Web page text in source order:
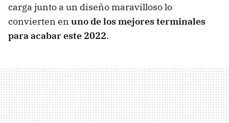
carga junto a un diseño maravilloso lo
convierten en uno de los mejores terminales
para acabar este 2022.